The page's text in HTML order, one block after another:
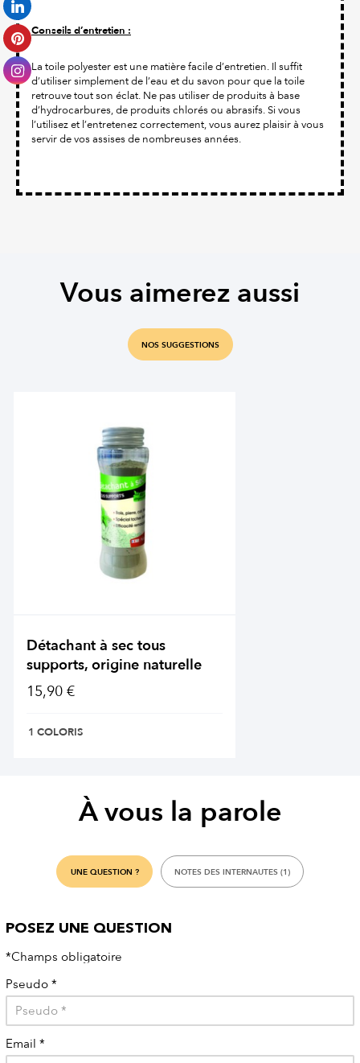
Conseils d’entretien :
La toile polyester est une matière facile d’entretien. Il suffit
d’utiliser simplement de l’eau et du savon pour que la toile
retrouve tout son éclat. Ne pas utiliser de produits à base
d’hydrocarbures, de produits chlorés ou abrasifs. Si vous
l’utilisez et l’entretenez correctement, vous aurez plaisir à vous
servir de vos assises de nombreuses années.
Vous aimerez aussi
NOS SUGGESTIONS
Détachant à sec tous
supports, origine naturelle
15,90 €
1 COLORIS
À vous la parole
UNE QUESTION ? NOTES DES INTERNAUTES (1)
POSEZ UNE QUESTION
*Champs obligatoire
Pseudo *
Email *